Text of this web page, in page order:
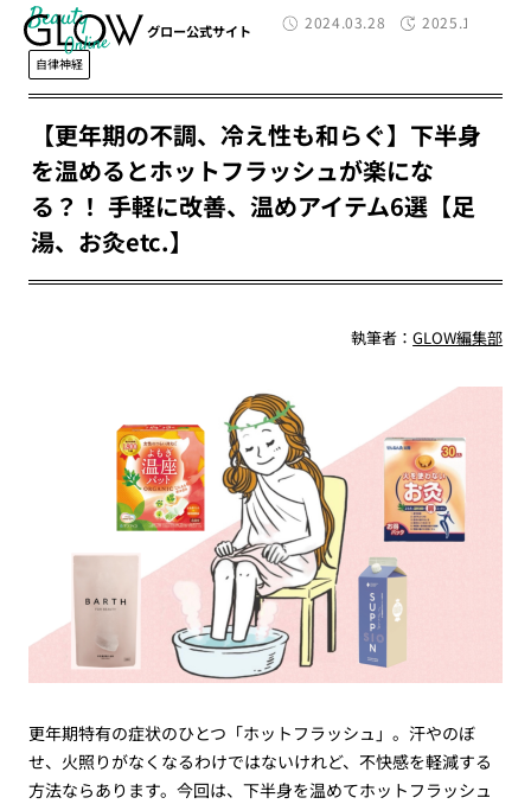
グロー公式サイト 2024.03.28 2025.11.10
Beauty
自律神経
【更年期の不調、冷え性も和らぐ】下半身
を温めるとホットフラッシュが楽にな
る？！ 手軽に改善、温めアイテム6選【足
湯、お灸etc.】
執筆者：GLOW編集部
更年期特有の症状のひとつ「ホットフラッシュ」。汗やのぼ
せ、火照りがなくなるわけではないけれど、不快感を軽減する
方法ならあります。今回は、下半身を温めてホットフラッシュ